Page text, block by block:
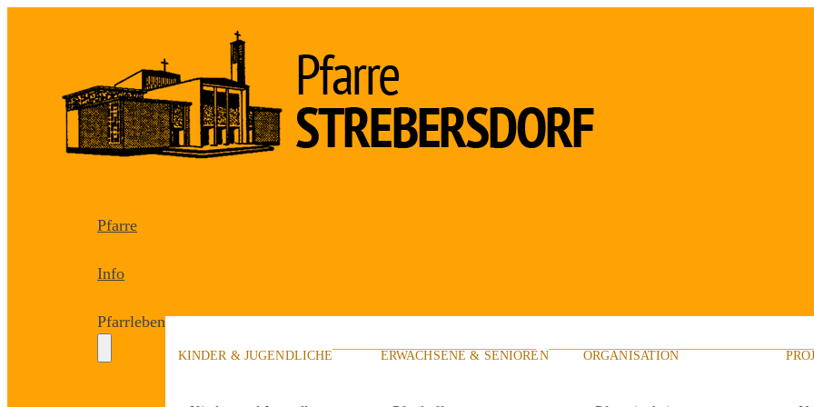
Pfarre
Info
Pfarrleben
KINDER & JUGENDLICHE ERWACHSENE & SENIOREN ORGANISATION